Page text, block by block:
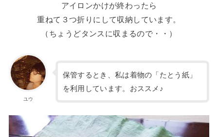
アイロンかけが終わったら
重ねて３つ折りにして収納しています。
（ちょうどタンスに収まるので・・）
ユウ
保管するとき、私は着物の「たとう紙」
を利用しています。おススメ♪